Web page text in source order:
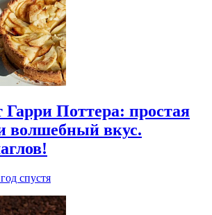
Гарри Поттера: простая
волшебный вкус.
спустя